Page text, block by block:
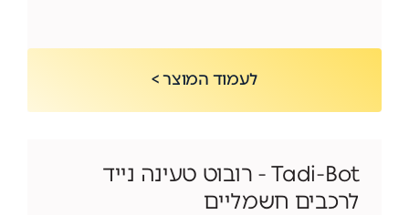
לעמוד המוצר >
Tadi-Bot - רובוט טעינה נייד
לרכבים חשמליים